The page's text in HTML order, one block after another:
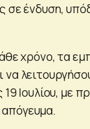
σε ένδυση,
χρόνο, τα
Ιουλίου, με
απόγευμα.